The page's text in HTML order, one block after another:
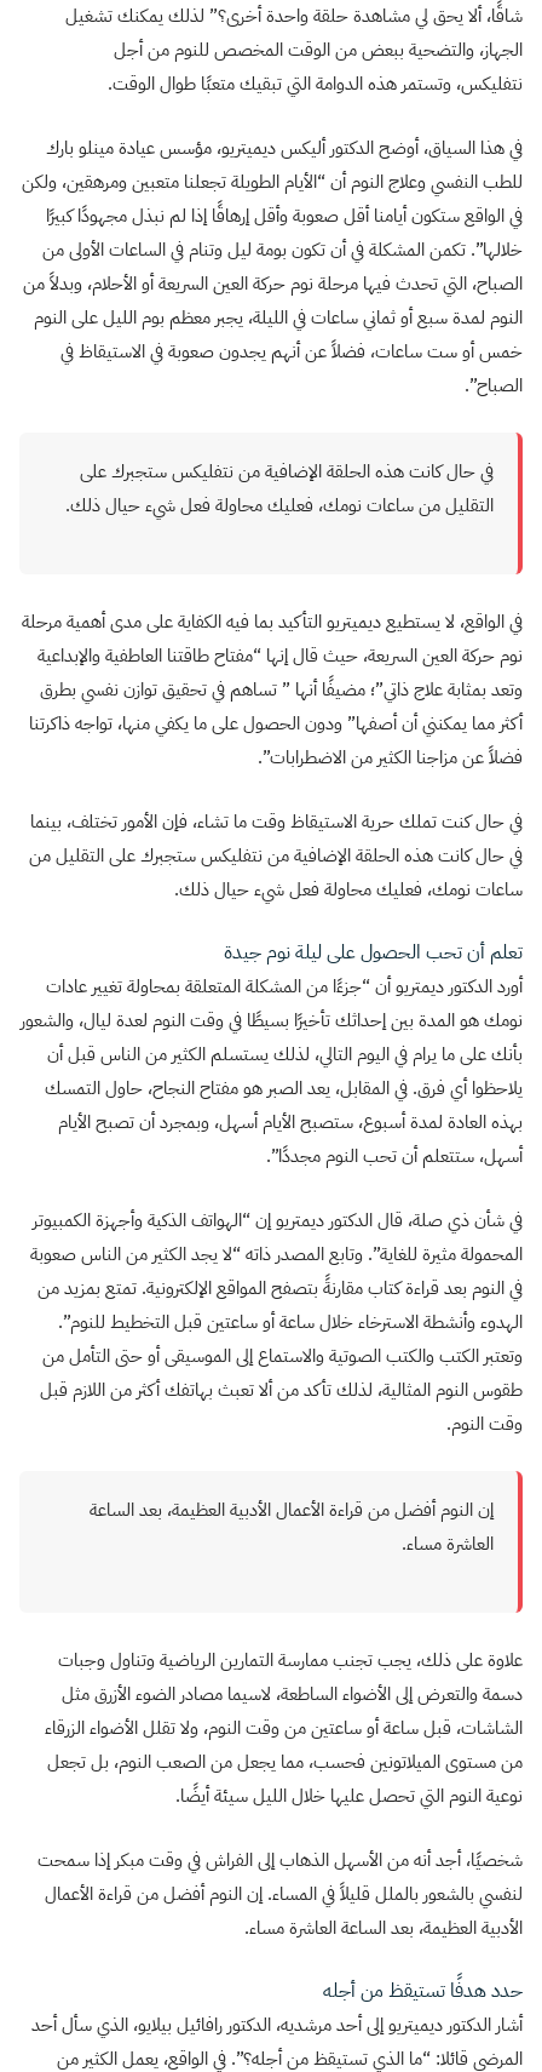
شاقًا، ألا يحق لي مشاهدة حلقة واحدة أخرى؟” لذلك يمكنك تشغيل
الجهاز، والتضحية ببعض من الوقت المخصص للنوم من أجل
نتفليكس، وتستمر هذه الدوامة التي تبقيك متعبًا طوال الوقت.
في هذا السياق، أوضح الدكتور أليكس ديميتريو، مؤسس عيادة مينلو بارك
للطب النفسي وعلاج النوم أن “الأيام الطويلة تجعلنا متعبين ومرهقين، ولكن
في الواقع ستكون أيامنا أقل صعوبة وأقل إرهاقًا إذا لم نبذل مجهودًا كبيرًا
خلالها”. تكمن المشكلة في أن تكون بومة ليل وتنام في الساعات الأولى من
الصباح، التي تحدث فيها مرحلة نوم حركة العين السريعة أو الأحلام، وبدلاً من
النوم لمدة سبع أو ثماني ساعات في الليلة، يجبر معظم بوم الليل على النوم
خمس أو ست ساعات، فضلاً عن أنهم يجدون صعوبة في الاستيقاظ في
الصباح”.
في حال كانت هذه الحلقة الإضافية من نتفليكس ستجبرك على
التقليل من ساعات نومك، فعليك محاولة فعل شيء حيال ذلك.
في الواقع، لا يستطيع ديميتريو التأكيد بما فيه الكفاية على مدى أهمية مرحلة
نوم حركة العين السريعة، حيث قال إنها “مفتاح طاقتنا العاطفية والإبداعية
وتعد بمثابة علاج ذاتي”؛ مضيفًا أنها ” تساهم في تحقيق توازن نفسي بطرق
أكثر مما يمكنني أن أصفها” ودون الحصول على ما يكفي منها، تواجه ذاكرتنا
فضلاً عن مزاجنا الكثير من الاضطرابات”.
في حال كنت تملك حرية الاستيقاظ وقت ما تشاء، فإن الأمور تختلف، بينما
في حال كانت هذه الحلقة الإضافية من نتفليكس ستجبرك على التقليل من
ساعات نومك، فعليك محاولة فعل شيء حيال ذلك.
تعلم أن تحب الحصول على ليلة نوم جيدة
أورد الدكتور ديمتريو أن “جزءًا من المشكلة المتعلقة بمحاولة تغيير عادات
نومك هو المدة بين إحداثك تأخيرًا بسيطًا في وقت النوم لعدة ليال، والشعور
بأنك على ما يرام في اليوم التالي، لذلك يستسلم الكثير من الناس قبل أن
يلاحظوا أي فرق. في المقابل، يعد الصبر هو مفتاح النجاح، حاول التمسك
بهذه العادة لمدة أسبوع، ستصبح الأيام أسهل، وبمجرد أن تصبح الأيام
أسهل، ستتعلم أن تحب النوم مجددًا”.
في شأن ذي صلة، قال الدكتور ديمتريو إن “الهواتف الذكية وأجهزة الكمبيوتر
المحمولة مثيرة للغاية”. وتابع المصدر ذاته “لا يجد الكثير من الناس صعوبة
في النوم بعد قراءة كتاب مقارنةً بتصفح المواقع الإلكترونية. تمتع بمزيد من
الهدوء وأنشطة الاسترخاء خلال ساعة أو ساعتين قبل التخطيط للنوم”.
وتعتبر الكتب والكتب الصوتية والاستماع إلى الموسيقى أو حتى التأمل من
طقوس النوم المثالية، لذلك تأكد من ألا تعبث بهاتفك أكثر من اللازم قبل
وقت النوم.
إن النوم أفضل من قراءة الأعمال الأدبية العظيمة، بعد الساعة
العاشرة مساء.
علاوة على ذلك، يجب تجنب ممارسة التمارين الرياضية وتناول وجبات
دسمة والتعرض إلى الأضواء الساطعة، لاسيما مصادر الضوء الأزرق مثل
الشاشات، قبل ساعة أو ساعتين من وقت النوم، ولا تقلل الأضواء الزرقاء
من مستوى الميلاتونين فحسب، مما يجعل من الصعب النوم، بل تجعل
نوعية النوم التي تحصل عليها خلال الليل سيئة أيضًا.
شخصيًا، أجد أنه من الأسهل الذهاب إلى الفراش في وقت مبكر إذا سمحت
لنفسي بالشعور بالملل قليلاً في المساء. إن النوم أفضل من قراءة الأعمال
الأدبية العظيمة، بعد الساعة العاشرة مساء.
حدد هدفًا تستيقظ من أجله
أشار الدكتور ديميتريو إلى أحد مرشديه، الدكتور رافائيل بيلايو، الذي سأل أحد
المرضى قائلا: “ما الذي تستيقظ من أجله؟”. في الواقع، يعمل الكثير من